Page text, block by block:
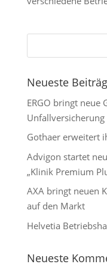
Neueste
ERGO bringt neue
Gothaer erweitert
Advigon startet
„Klinik Premium
AXA bringt neuen
auf den Markt
Helvetia
Neueste